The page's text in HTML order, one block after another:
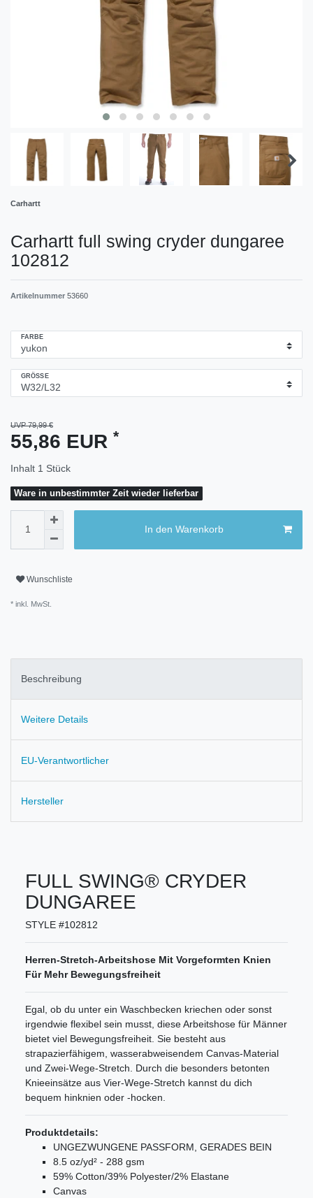
Carhartt
Carhartt full swing cryder dungaree
102812
Artikelnummer 53660
FARBE
GRÖSSE
UVP 79,99 €
55,86 EUR *
Inhalt 1 Stück
Ware in unbestimmter Zeit wieder lieferbar
In den Warenkorb
Wunschliste
* inkl. MwSt.
Beschreibung
Weitere Details
EU-Verantwortlicher
Hersteller
FULL SWING® CRYDER
DUNGAREE
STYLE #102812
Herren-Stretch-Arbeitshose Mit Vorgeformten Knien
Für Mehr Bewegungsfreiheit
Egal, ob du unter ein Waschbecken kriechen oder sonst
irgendwie flexibel sein musst, diese Arbeitshose für Männer
bietet viel Bewegungsfreiheit. Sie besteht aus
strapazierfähigem, wasserabweisendem Canvas-Material
und Zwei-Wege-Stretch. Durch die besonders betonten
Knieeinsätze aus Vier-Wege-Stretch kannst du dich
bequem hinknien oder -hocken.
Produktdetails:
UNGEZWUNGENE PASSFORM, GERADES BEIN
8.5 oz/yd² - 288 gsm
59% Cotton/39% Polyester/2% Elastane
Canvas